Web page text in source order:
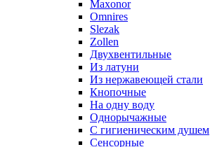
Maxonor
Omnires
Slezak
Zollen
Двухвентильные
Из латуни
Из нержавеющей стали
Кнопочные
На одну воду
Однорычажные
С гигиеническим душем
Сенсорные